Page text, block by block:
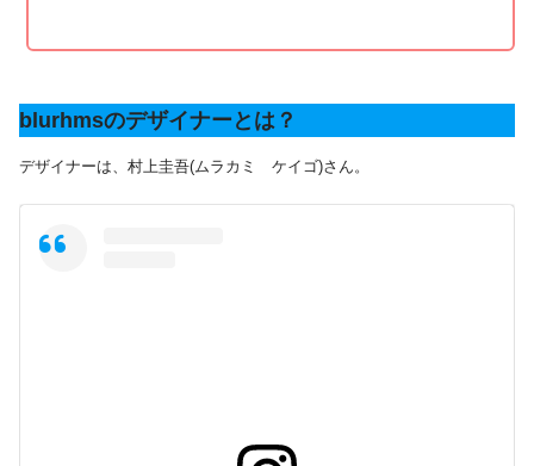
blurhmsのデザイナーとは？
デザイナーは、村上圭吾(ムラカミ ケイゴ)さん。